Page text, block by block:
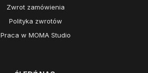
Zwrot zamówienia
Polityka zwrotów
Praca w MOMA Studio